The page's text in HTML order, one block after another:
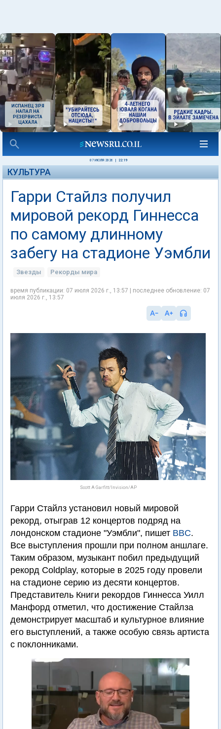
ИСПАНЕЦ ЗРЯ
НАПАЛ НА
РЕЗЕРВИСТА
ЦАХАЛА
07 ИЮЛЯ 2026 22:19
КУЛЬТУРА
Гарри Стайлз получил
мировой рекорд Гиннесса
по самому длинному
забегу на стадионе Уэмбли
Звезды Рекорды мира
время публикации: 07 июля 2026 г., 13:57 | последнее обновление: 07
июля 2026 г., 13:57
Scott A Garfitt/Invision/AP
Гарри Стайлз установил новый мировой
рекорд, отыграв 12 концертов подряд на
лондонском стадионе "Уэмбли", пишет BBC.
Все выступления прошли при полном аншлаге.
Таким образом, музыкант побил предыдущий
рекорд Coldplay, которые в 2025 году провели
на стадионе серию из десяти концертов.
Представитель Книги рекордов Гиннесса Уилл
Манфорд отметил, что достижение Стайлза
демонстрирует масштаб и культурное влияние
его выступлений, а также особую связь артиста
с поклонниками.